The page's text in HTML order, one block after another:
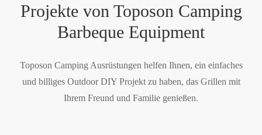
Projekte von Toposon Camping
Barbeque Equipment
Toposon Camping Ausrüstungen helfen Ihnen, ein einfaches
und billiges Outdoor DIY Projekt zu haben, das Grillen mit
Ihrem Freund und Familie genießen.